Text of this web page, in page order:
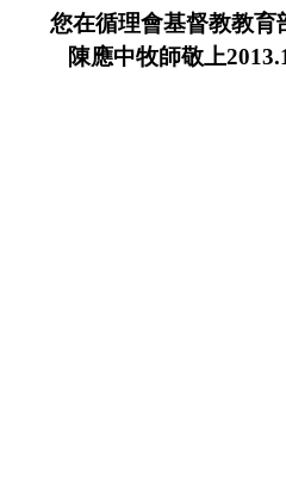
您在循理會基督教教育
陳應中牧師敬上